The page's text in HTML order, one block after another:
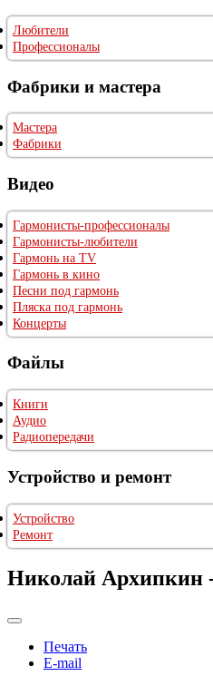
Любители
Профессионалы
Фабрики и мастера
Мастера
Фабрики
Видео
Гармонисты-профессионалы
Гармонисты-любители
Гармонь на TV
Гармонь в кино
Песни под гармонь
Пляска под гармонь
Концерты
Файлы
Книги
Аудио
Радиопередачи
Устройство и ремонт
Устройство
Ремонт
Николай Архипкин
Печать
E-mail